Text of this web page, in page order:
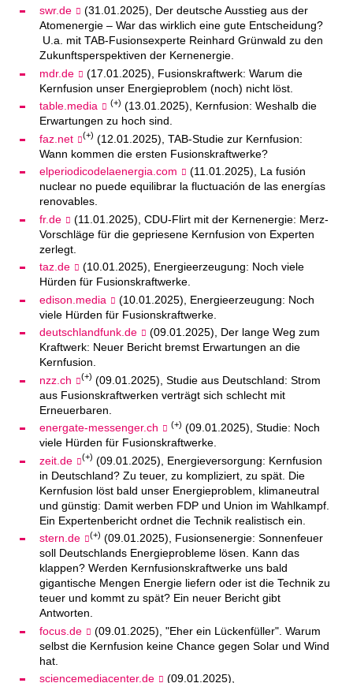
swr.de
(31.01.2025), Der deutsche Ausstieg aus der
Atomenergie – War das wirklich eine gute Entscheidung?
U.a. mit TAB-Fusionsexperte Reinhard Grünwald zu den
Zukunftsperspektiven der Kernenergie.
mdr.de
(17.01.2025), Fusionskraftwerk: Warum die
Kernfusion unser Energieproblem (noch) nicht löst.
table.media
(+) (13.01.2025), Kernfusion: Weshalb die
Erwartungen zu hoch sind.
faz.net
(+) (12.01.2025), TAB-Studie zur Kernfusion:
Wann kommen die ersten Fusionskraftwerke?
elperiodicodelaenergia.com
(11.01.2025), La fusión
nuclear no puede equilibrar la fluctuación de las energías
renovables.
fr.de
(11.01.2025), CDU-Flirt mit der Kernenergie: Merz-
Vorschläge für die gepriesene Kernfusion von Experten
zerlegt.
taz.de
(10.01.2025), Energieerzeugung: Noch viele
Hürden für Fusionskraftwerke.
edison.media
(10.01.2025), Energieerzeugung: Noch
viele Hürden für Fusionskraftwerke.
deutschlandfunk.de
(09.01.2025), Der lange Weg zum
Kraftwerk: Neuer Bericht bremst Erwartungen an die
Kernfusion.
nzz.ch
(+) (09.01.2025), Studie aus Deutschland: Strom
aus Fusionskraftwerken verträgt sich schlecht mit
Erneuerbaren.
energate-messenger.ch
(+) (09.01.2025), Studie: Noch
viele Hürden für Fusionskraftwerke.
zeit.de
(+) (09.01.2025), Energieversorgung: Kernfusion
in Deutschland? Zu teuer, zu kompliziert, zu spät. Die
Kernfusion löst bald unser Energieproblem, klimaneutral
und günstig: Damit werben FDP und Union im Wahlkampf.
Ein Expertenbericht ordnet die Technik realistisch ein.
stern.de
(+) (09.01.2025), Fusionsenergie: Sonnenfeuer
soll Deutschlands Energieprobleme lösen. Kann das
klappen? Werden Kernfusionskraftwerke uns bald
gigantische Mengen Energie liefern oder ist die Technik zu
teuer und kommt zu spät? Ein neuer Bericht gibt
Antworten.
focus.de
(09.01.2025), "Eher ein Lückenfüller". Warum
selbst die Kernfusion keine Chance gegen Solar und Wind
hat.
sciencemediacenter.de
(09.01.2025),